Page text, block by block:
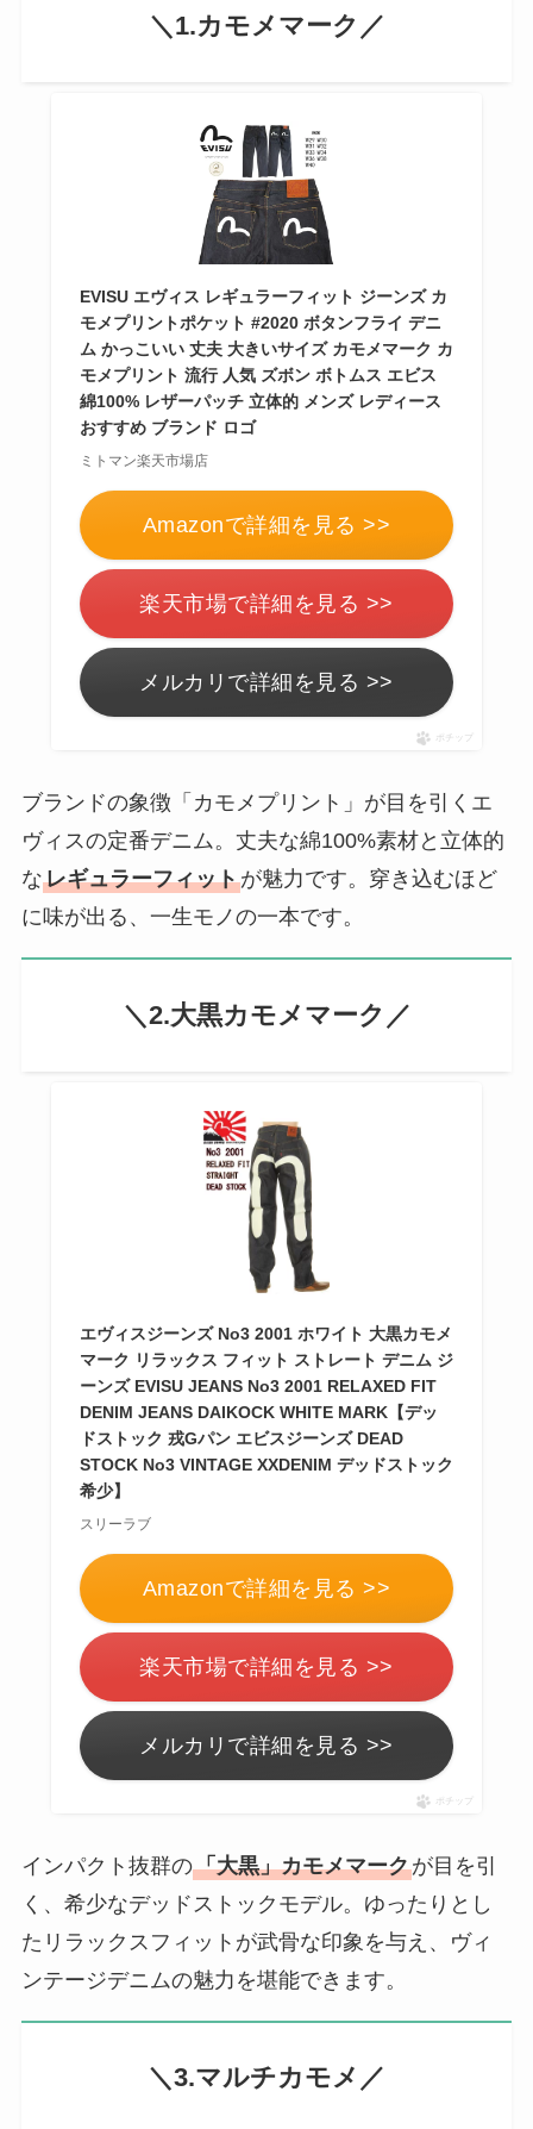
＼1.カモメマーク／
EVISU エヴィス レギュラーフィット ジーンズ カ
モメプリントポケット #2020 ボタンフライ デニ
ム かっこいい 丈夫 大きいサイズ カモメマーク カ
モメプリント 流行 人気 ズボン ボトムス エビス
綿100% レザーパッチ 立体的 メンズ レディース
おすすめ ブランド ロゴ
ミトマン楽天市場店
Amazonで詳細を見る >>
楽天市場で詳細を見る >>
メルカリで詳細を見る >>
ポチップ
ブランドの象徴「カモメプリント」が目を引くエ
ヴィスの定番デニム。丈夫な綿100%素材と立体的
なレギュラーフィットが魅力です。穿き込むほど
に味が出る、一生モノの一本です。
＼2.大黒カモメマーク／
エヴィスジーンズ No3 2001 ホワイト 大黒カモメ
マーク リラックス フィット ストレート デニム ジ
ーンズ EVISU JEANS No3 2001 RELAXED FIT
DENIM JEANS DAIKOCK WHITE MARK【デッ
ドストック 戎Gパン エビスジーンズ DEAD
STOCK No3 VINTAGE XXDENIM デッドストック
希少】
スリーラブ
Amazonで詳細を見る >>
楽天市場で詳細を見る >>
メルカリで詳細を見る >>
ポチップ
インパクト抜群の「大黒」カモメマークが目を引
く、希少なデッドストックモデル。ゆったりとし
たリラックスフィットが武骨な印象を与え、ヴィ
ンテージデニムの魅力を堪能できます。
＼3.マルチカモメ／